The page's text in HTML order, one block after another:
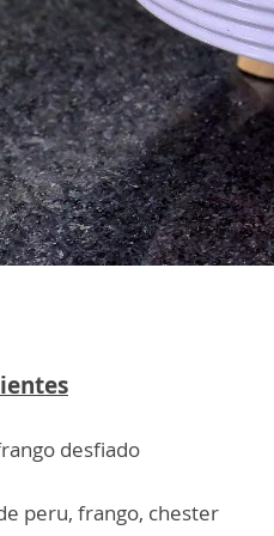
desfiado
peru, frango, chester